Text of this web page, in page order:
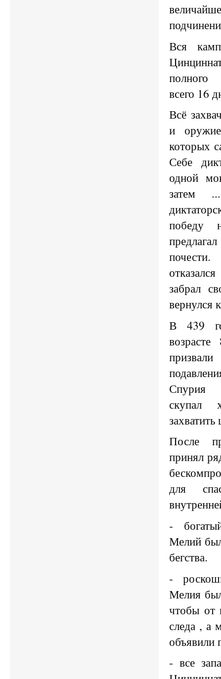
Вся
всего 16
Всё
и
которых
Себе
одной
затем
победу
забрал
вернулся
В 439
Спурия
скупал
После
принял
для
-
Мелий
бегства.
-
Мелия
чтобы от
следа , а
объявили
- все